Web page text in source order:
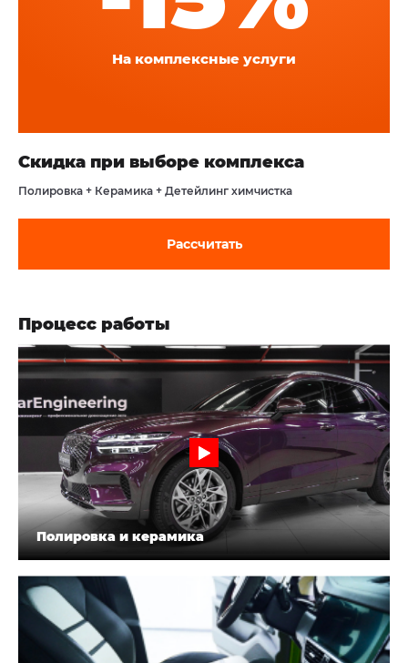
На комплексные услуги
Скидка при выборе комплекса
Полировка + Керамика + Детейлинг химчистка
Рассчитать
Процесс работы
Полировка и керамика